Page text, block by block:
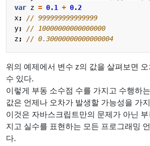
var z = 0.1 + 0.2
x;
y;
z;
위의 예제에서 변수 z의 값을 살펴보면
수 있다.
이렇게 부동 소수점 수를 가지고 수행하
값은 언제나 오차가 발생할 가능성을 가
이것은 자바스크립트만의 문제가 아닌
지고 실수를 표현하는 모든 프로그래밍
다.